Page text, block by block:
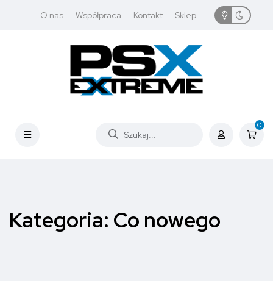
O nas Współpraca Kontakt Sklep
0
Kategoria: Co nowego